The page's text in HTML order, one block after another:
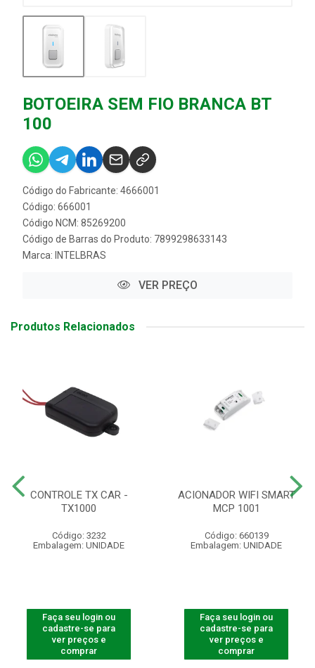
BOTOEIRA SEM FIO BRANCA BT
100
Código do Fabricante: 4666001
Código: 666001
Código NCM: 85269200
Código de Barras do Produto: 7899298633143
Marca: INTELBRAS
VER PREÇO
Produtos Relacionados
CONTROLE TX CAR -
TX1000
Código: 3232
Embalagem: UNIDADE
Faça seu login ou
cadastre-se para
ver preços e
comprar
ACIONADOR WIFI SMART
MCP 1001
Código: 660139
Embalagem: UNIDADE
Faça seu login ou
cadastre-se para
ver preços e
comprar